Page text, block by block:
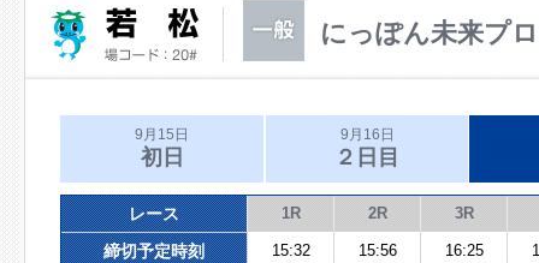
にっぽん未来プ
9月15日
初日
9月16日
２日目
レース 1R 2R 3R
締切予定時刻 15:32 15:56 16:25